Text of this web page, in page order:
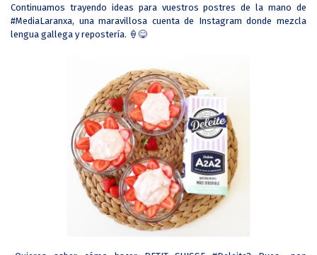
Continuamos trayendo ideas para vuestros postres de la mano de
#MediaLaranxa, una maravillosa cuenta de Instagram donde mezcla
lengua gallega y repostería. 🍦😋